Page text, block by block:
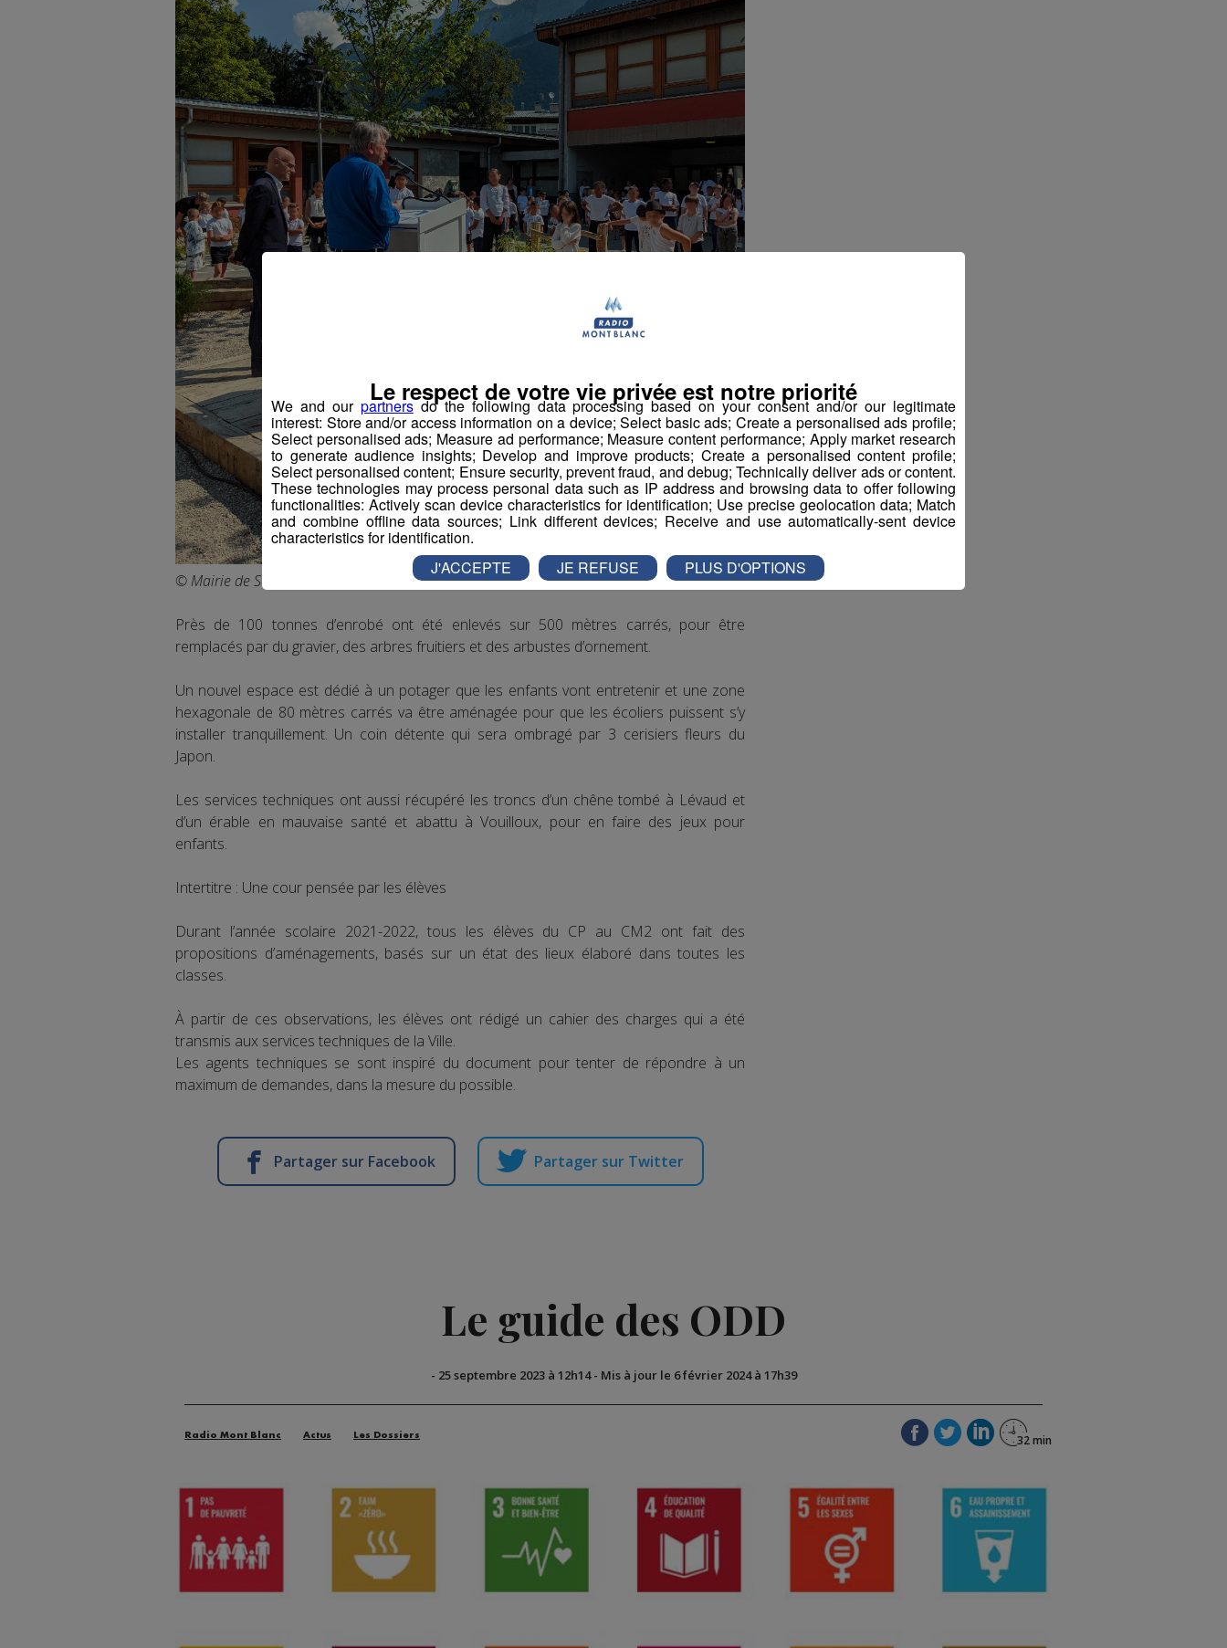
© Mairie de Sallanches
Près de 100 tonnes d’enrobé ont été enlevés sur 500 mètres carrés, pour être
remplacés par du gravier, des arbres fruitiers et des arbustes d’ornement.
Un nouvel espace est dédié à un potager que les enfants vont entretenir et une zone
hexagonale de 80 mètres carrés va être aménagée pour que les écoliers puissent s’y
installer tranquillement. Un coin détente qui sera ombragé par 3 cerisiers fleurs du
Japon.
Les services techniques ont aussi récupéré les troncs d’un chêne tombé à Lévaud et
d’un érable en mauvaise santé et abattu à Vouilloux, pour en faire des jeux pour
enfants.
Intertitre : Une cour pensée par les élèves
Durant l’année scolaire 2021-2022, tous les élèves du CP au CM2 ont fait des
propositions d’aménagements, basés sur un état des lieux élaboré dans toutes les
classes.
À partir de ces observations, les élèves ont rédigé un cahier des charges qui a été
transmis aux services techniques de la Ville.
Les agents techniques se sont inspiré du document pour tenter de répondre à un
maximum de demandes, dans la mesure du possible.
Partager sur Facebook Partager sur Twitter
Le guide des ODD
- 25 septembre 2023 à 12h14- Mis à jour le 6 février 2024 à 17h39
Radio Mont Blanc Actus Les Dossiers
We and our partnersdo the following data processing based on your consent and/or our legitimate
interest: Store and/or access information on a device; Select basic ads; Create a personalised ads profile;
Select personalised ads; Measure ad performance; Measure content performance; Apply market research
to generate audience insights; Develop and improve products; Create a personalised content profile;
Select personalised content; Ensure security, prevent fraud, and debug; Technically deliver ads or content.
These technologies may process personal data such as IP address and browsing data to offer following
functionalities: Actively scan device characteristics for identification; Use precise geolocation data; Match
and combine offline data sources; Link different devices; Receive and use automatically-sent device
characteristics for identification.
Le respect de votre vie privée est notre priorité
J'ACCEPTE JE REFUSE PLUS D'OPTIONS